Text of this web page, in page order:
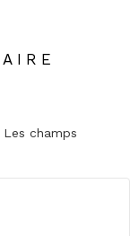
Les champs